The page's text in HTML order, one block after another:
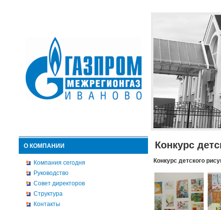
О КОМПАНИИ
Компания сегодня
Руководство
Совет директоров
Структура
Контакты
Конкурс
Конкурс детского